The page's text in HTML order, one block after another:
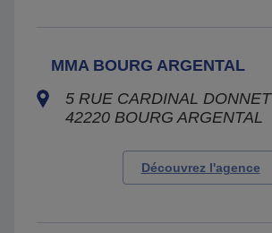
MMA BOURG ARGENTAL
5 RUE CARDINAL DONNET
42220 BOURG ARGENTAL
Découvrez l'agence